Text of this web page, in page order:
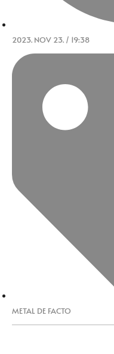
2023. NOV 23. / 19:38
METAL DE FACTO